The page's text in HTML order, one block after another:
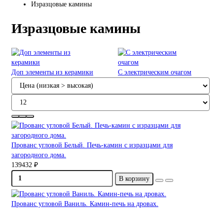
Изразцовые камины
Изразцовые камины
Доп элементы из керамики С электрическим очагом
Прованс угловой Белый. Печь-камин с изразцами для
загородного дома.
139432 ₽
В корзину
Прованс угловой Ваниль. Камин-печь на дровах.